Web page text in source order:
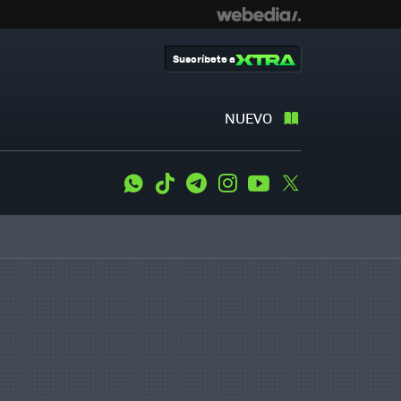
NUEVO
Suscríbete a
WhatsApp
Tiktok TelegramInstagramYoutube